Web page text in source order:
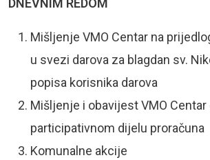
DNEVNIM REDOM
Mišljenje VMO Centar na
u svezi darova za blagdan sv.
popisa korisnika darova
Mišljenje i obavijest VMO Centar
participativnom dijelu proračuna
Komunalne akcije